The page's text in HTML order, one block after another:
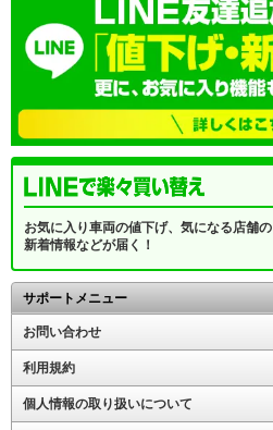
お気に入り車両の値下げ、気になる店舗の
新着情報などが届く！
サポートメニュー
お問い合わせ
利用規約
個人情報の取り扱いについて